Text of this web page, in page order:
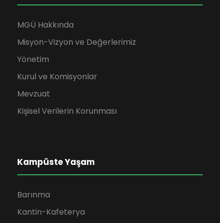
MGÜ Hakkında
Misyon-Vizyon ve Değerlerimiz
Yönetim
Kurul ve Komisyonlar
Mevzuat
Kişisel Verilerin Korunması
Kampüste Yaşam
Barınma
Kantin-Kafeterya